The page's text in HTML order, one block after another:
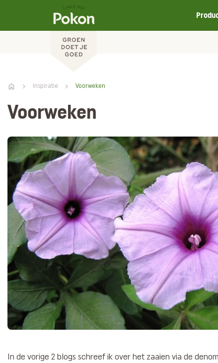
Inspiratie Voorweken
Voorweken
In de vorige 2 blogs schreef ik over het zaaien via de